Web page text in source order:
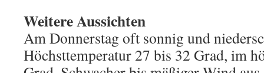
Weitere Aussichten
Am Donnerstag oft sonnig und
Höchsttemperatur 27 bis 32 Grad, im